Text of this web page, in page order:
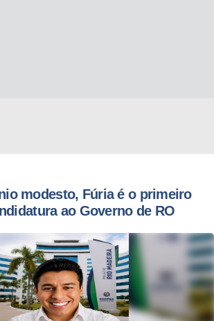
modesto, Fúria é o primeiro
ao Governo de RO